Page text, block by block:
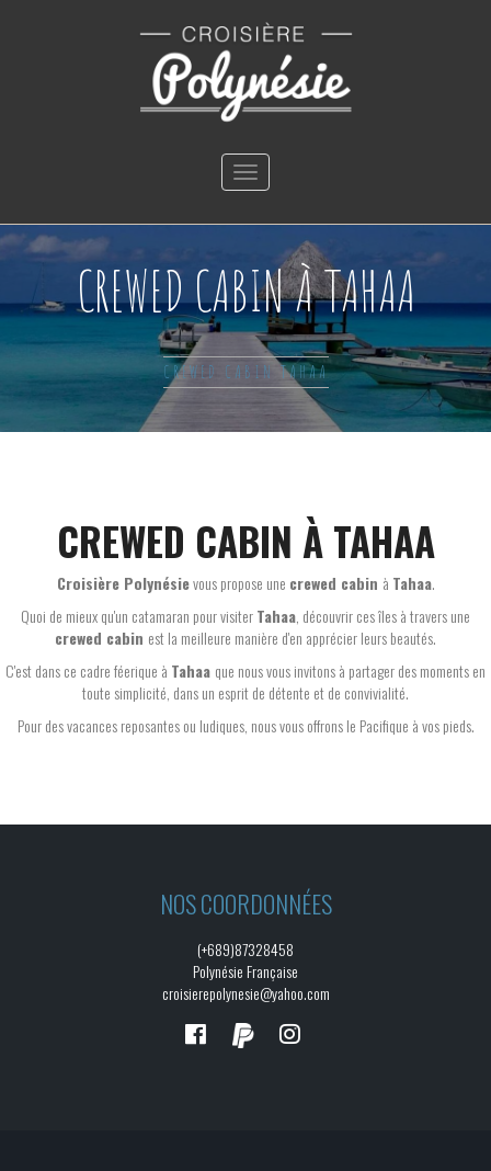
Toggle
navigation
CREWED CABIN À TAHAA
CREWED CABIN TAHAA
CREWED CABIN À TAHAA
Croisière Polynésievous propose une crewed cabin à Tahaa.
Quoi de mieux qu'un catamaran pour visiterTahaa , découvrir ces îles à travers une
crewed cabin est la meilleure manière d'en apprécier leurs beautés.
C'est dans ce cadre féerique à Tahaa que nous vous invitons à partager des moments en
toute simplicité, dans un esprit de détente et de convivialité.
Pour des vacances reposantes ou ludiques, nous vous offrons le Pacifique à vos pieds.
NOS COORDONNÉES
(+689)87328458
Polynésie Française
croisierepolynesie@yahoo.com